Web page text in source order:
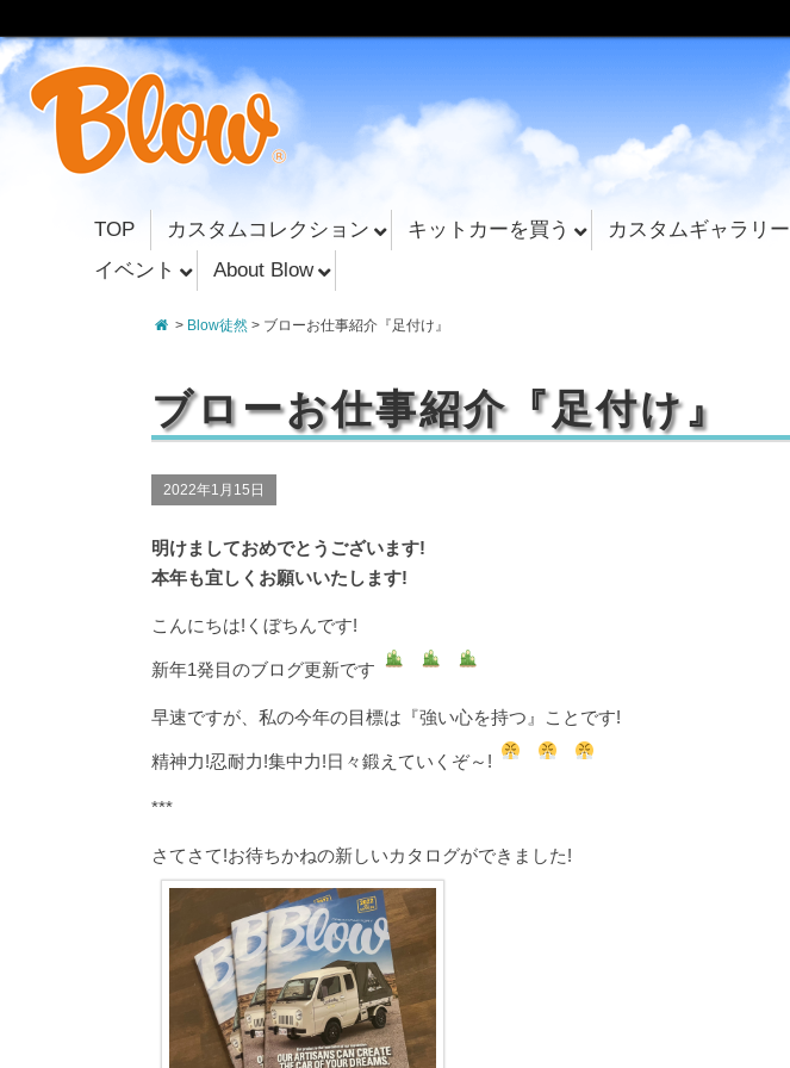
TOP カスタムコレクション キットカーを買う カスタムギャラリー
イベント
About Blow
> Blow徒然> ブローお仕事紹介『足付け』
ブローお仕事紹介『足付け』
2022年1月15日
明けましておめでとうございます!
本年も宜しくお願いいたします!
こんにちは!くぼちんです!
新年1発目のブログ更新です
早速ですが、私の今年の目標は『強い心を持つ』ことです!
精神力!忍耐力!集中力!日々鍛えていくぞ～!
***
さてさて!お待ちかねの新しいカタログができました!